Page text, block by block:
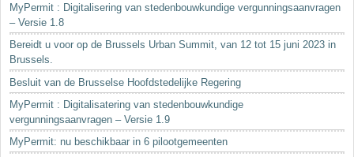
MyPermit : Digitalisering van stedenbouwkundige vergunningsaanvragen
– Versie 1.8
Bereidt u voor op de Brussels Urban Summit, van 12 tot 15 juni 2023 in
Brussels.
Besluit van de Brusselse Hoofdstedelijke Regering
MyPermit : Digitalisatering van stedenbouwkundige
vergunningsaanvragen – Versie 1.9
MyPermit: nu beschikbaar in 6 pilootgemeenten